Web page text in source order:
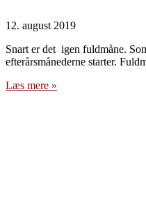
12. august 2019
Snart er det igen fuldmåne.
efterårsmånederne starter.
Læs mere »